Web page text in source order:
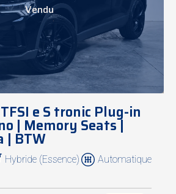
Vendu
e S tronic Plug-in
| Memory Seats |
| BTW
Hybride (Essence)
Automatique